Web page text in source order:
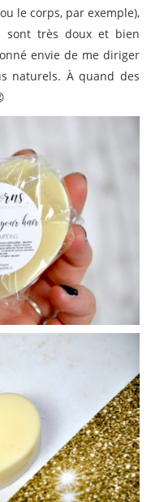
le corps, par exemple),
sont très doux et bien
envie de me diriger
naturels. À quand des